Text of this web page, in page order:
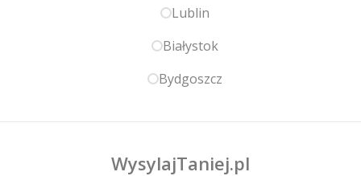
Lublin
Białystok
Bydgoszcz
WysylajTaniej.pl